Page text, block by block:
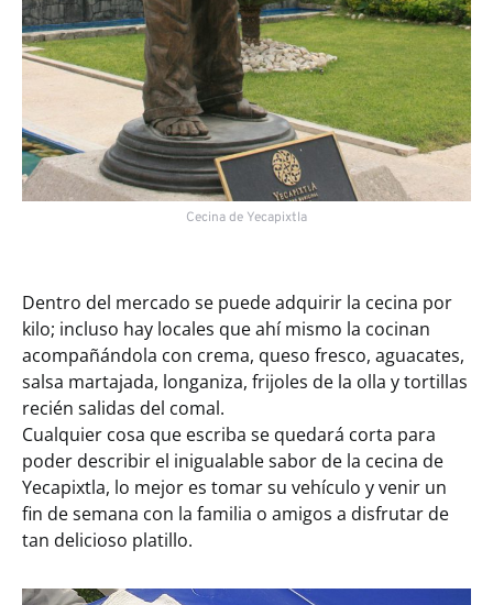
Cecina de Yecapixtla
Dentro del mercado se puede adquirir la cecina por
kilo; incluso hay locales que ahí mismo la cocinan
acompañándola con crema, queso fresco, aguacates,
salsa martajada, longaniza, frijoles de la olla y tortillas
recién salidas del comal.
Cualquier cosa que escriba se quedará corta para
poder describir el inigualable sabor de la cecina de
Yecapixtla, lo mejor es tomar su vehículo y venir un
fin de semana con la familia o amigos a disfrutar de
tan delicioso platillo.